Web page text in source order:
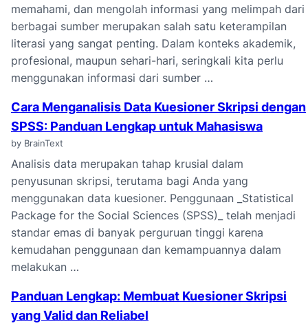
memahami, dan mengolah informasi yang melimpah dari
berbagai sumber merupakan salah satu keterampilan
literasi yang sangat penting. Dalam konteks akademik,
profesional, maupun sehari-hari, seringkali kita perlu
menggunakan informasi dari sumber …
Cara Menganalisis Data Kuesioner Skripsi dengan
SPSS: Panduan Lengkap untuk Mahasiswa
by BrainText
Analisis data merupakan tahap krusial dalam
penyusunan skripsi, terutama bagi Anda yang
menggunakan data kuesioner. Penggunaan _Statistical
Package for the Social Sciences (SPSS)_ telah menjadi
standar emas di banyak perguruan tinggi karena
kemudahan penggunaan dan kemampuannya dalam
melakukan …
Panduan Lengkap: Membuat Kuesioner Skripsi
yang Valid dan Reliabel